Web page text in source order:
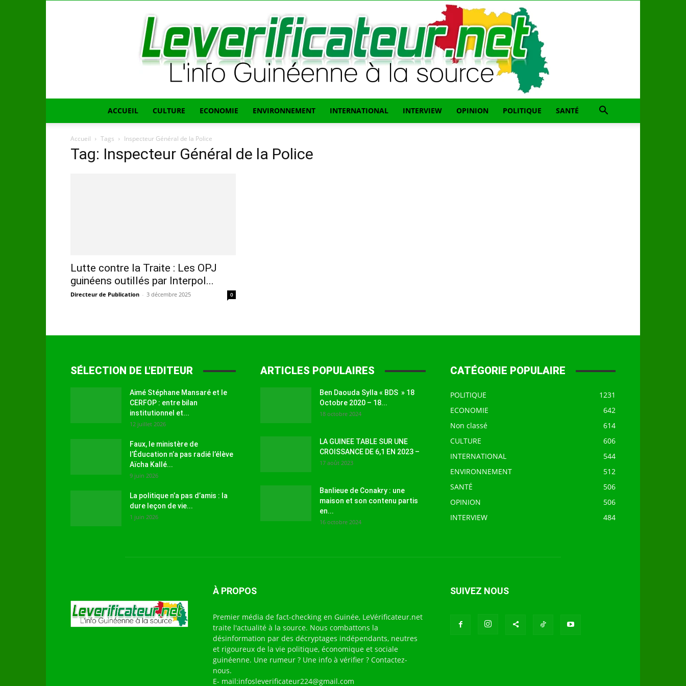
source
ACCUEIL CULTURE ECONOMIE ENVIRONNEMENT INTERNATIONAL INTERVIEW OPINION POLITIQUE SANTÉ
Accueil Tags Inspecteur Général de la Police
Tag: Inspecteur Général de la Police
Lutte contre la Traite : Les OPJ
guinéens outillés par Interpol...
Directeur de Publication - 3 décembre 2025 0
SÉLECTION DE L'EDITEUR
Aimé Stéphane Mansaré et le
CERFOP : entre bilan
institutionnel et...
12 juillet 2026
Faux, le ministère de
l’Éducation n’a pas radié l’élève
Aïcha Kallé...
9 juin 2026
La politique n’a pas d’amis : la
dure leçon de vie...
1 juin 2026
ARTICLES POPULAIRES
Ben Daouda Sylla « BDS » 18
Octobre 2020 – 18...
18 octobre 2024
LA GUINEE TABLE SUR UNE
CROISSANCE DE 6,1 EN 2023 –
17 août 2023
Banlieue de Conakry : une
maison et son contenu partis
en...
16 octobre 2024
CATÉGORIE POPULAIRE
POLITIQUE
1231
ECONOMIE
642
Non classé
614
CULTURE
606
INTERNATIONAL
544
ENVIRONNEMENT
512
SANTÉ
506
OPINION
506
INTERVIEW
484
À PROPOS
Premier média de fact-checking en Guinée, LeVérificateur.net
traite l'actualité à la source. Nous combattons la
désinformation par des décryptages indépendants, neutres
et rigoureux de la vie politique, économique et sociale
guinéenne. Une rumeur ? Une info à vérifier ? Contactez-
nous.
E- mail:infosleverificateur224@gmail.com
SUIVEZ NOUS